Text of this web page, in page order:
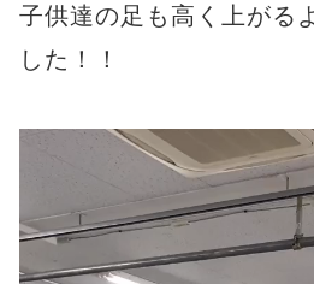
子供達の足も高く上がる
した！！